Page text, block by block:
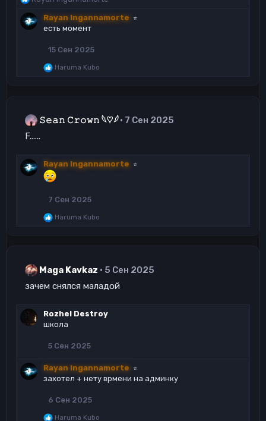
а
к
Rayan Ingannamorte ⭐
есть момент
15 Сен 2025
Р
и
Haruma Kubo
𝚂𝚎𝚊𝚗 𝙲𝚛𝚘𝚠𝚗 𓆩♡𓆪
7 Сен 2025
F......
Rayan Ingannamorte ⭐
7 Сен 2025
Р
и
:
Haruma Kubo
Maga Kavkaz
5 Сен 2025
зачем снялся маладой
Rozhel Destroy
школа
5 Сен 2025
Rayan Ingannamorte ⭐
захотел + нету врмени на админку
6 Сен 2025
Р
Haruma Kubo